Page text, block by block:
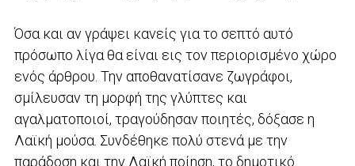
Όσα και αν γράψει κανείς για το σεπτό αυτό
πρόσωπο λίγα θα είναι εις τον περιορισμένο χώρο
ενός άρθρου. Την αποθανατίσανε ζωγράφοι,
σμίλευσαν τη μορφή της γλύπτες και
αγαλματοποιοί, τραγούδησαν ποιητές, δόξασε η
Λαϊκή μούσα. Συνδέθηκε πολύ στενά με την
παράδοση και την Λαϊκή ποίηση, το δημοτικό